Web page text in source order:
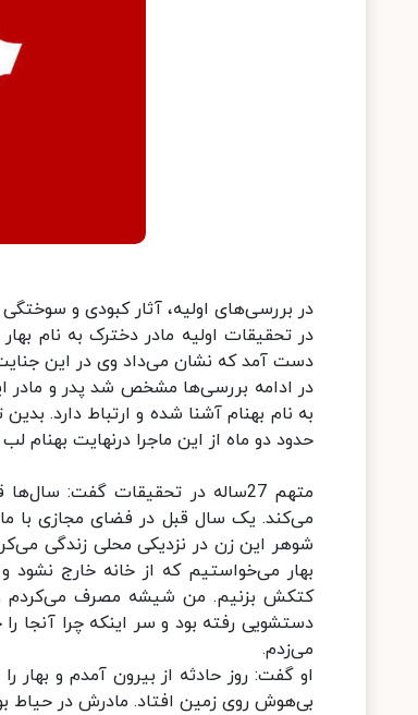
در بررسی‌های اولیه، آثار کبودی و
در تحقیقات اولیه مادر دخترک به نام
دست آمد که نشان می‌داد وی در این
در ادامه بررسی‌ها مشخص شد پدر و مادر
به نام بهنام آشنا شده و ارتباط دارد.
حدود دو ماه از این ماجرا درنهایت بهنام
شوهر این زن در نزدیکی محلی زندگی
بهار می‌خواستیم که از خانه خارج
کتکش بزنیم. من شیشه مصرف می‌کردم و
دستشویی رفته بود و سر اینکه چرا آنجا
می‌زدم.
او گفت: روز حادثه از بیرون آمدم و
بی‌هوش روی زمین افتاد. مادرش در حیاط